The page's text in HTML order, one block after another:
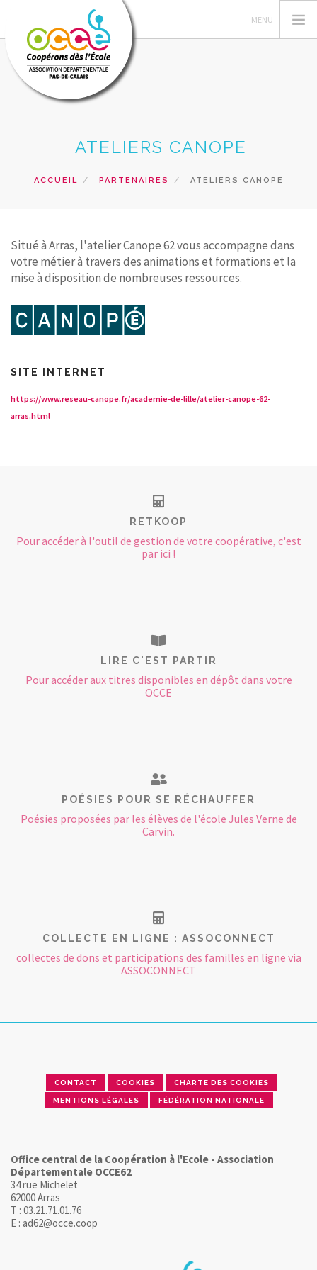
GERER SA COOPERATIVE
RECHERCHER
CONTACT
ATELIERS CANOPE
ACCUEIL PARTENAIRES ATELIERS CANOPE
Situé à Arras, l'atelier Canope 62 vous accompagne dans
votre métier à travers des animations et formations et la
mise à disposition de nombreuses ressources.
SITE INTERNET
https://www.reseau-canope.fr/academie-de-lille/atelier-canope-62-
arras.html
RETKOOP
Pour accéder à l'outil de gestion de votre coopérative, c'est
par ici !
LIRE C'EST PARTIR
Pour accéder aux titres disponibles en dépôt dans votre
OCCE
POÉSIES POUR SE RÉCHAUFFER
Poésies proposées par les élèves de l'école Jules Verne de
Carvin.
COLLECTE EN LIGNE : ASSOCONNECT
collectes de dons et participations des familles en ligne via
ASSOCONNECT
CONTACT COOKIES CHARTE DES COOKIES
MENTIONS LÉGALES FÉDÉRATION NATIONALE
Office central de la Coopération à l'Ecole - Association
Départementale OCCE62
34 rue Michelet
62000 Arras
T : 03.21.71.01.76
E : ad62@occe.coop